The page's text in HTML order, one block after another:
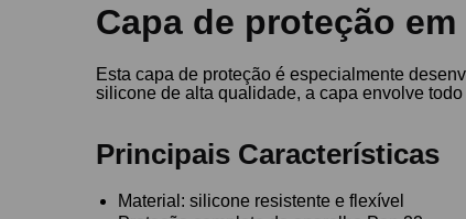
Capa de proteção
Esta capa de proteção é especialmente
silicone de alta qualidade, a capa envolve
Principais Características
Material: silicone resistente e flexível